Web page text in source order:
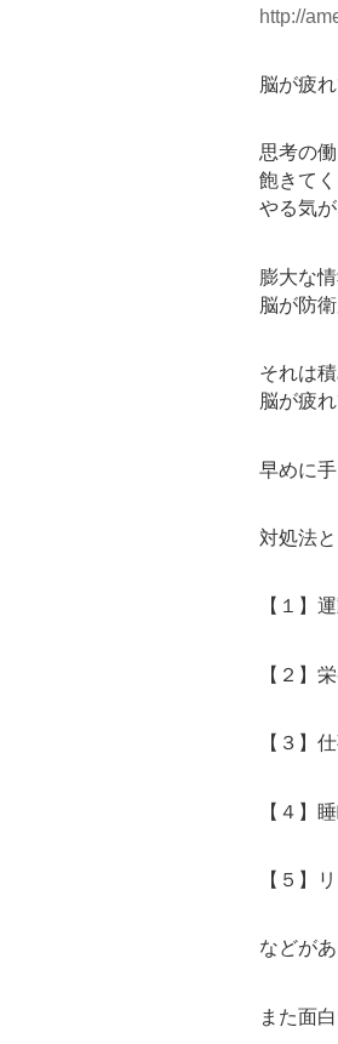
http://
脳が疲
思考の
飽きて
やる気
膨大な
脳が防
それは
脳が疲
早めに
対処法
【１】
【２】
【３】
【４】
【５】
などが
また面